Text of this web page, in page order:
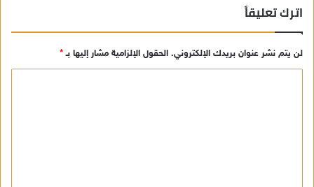
اترك تعليقاً
لن يتم نشر عنوان بريدك الإلكتروني. الحقول الإلزامية مشار إليها بـ*